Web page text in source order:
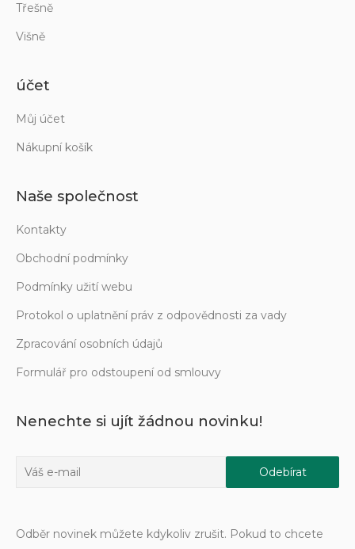
Třešně
Višně
účet
Můj účet
Nákupní košík
Naše společnost
Kontakty
Obchodní podmínky
Podmínky užití webu
Protokol o uplatnění práv z odpovědnosti za vady
Zpracování osobních údajů
Formulář pro odstoupení od smlouvy
Nenechte si ujít žádnou novinku!
Odběr novinek můžete kdykoliv zrušit. Pokud to chcete